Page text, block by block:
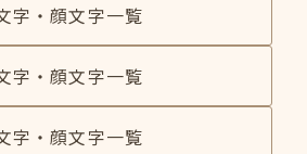
字・顔文字一覧
字・顔文字一覧
字・顔文字一覧